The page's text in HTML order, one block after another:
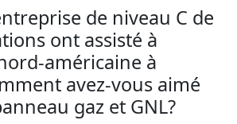
de niveau C de
ont assisté à
américaine à
avez-vous aimé
gaz et GNL?